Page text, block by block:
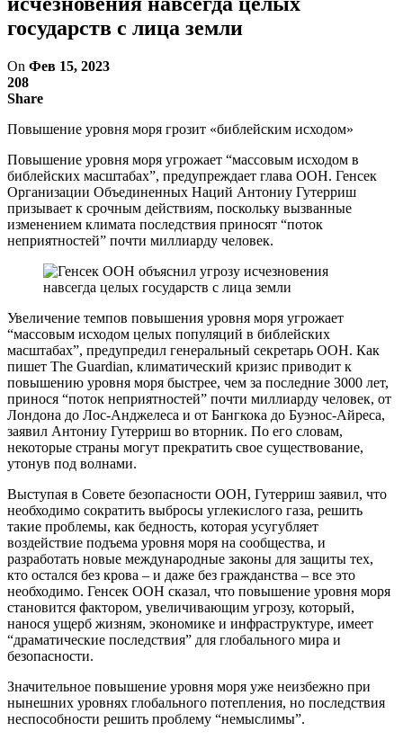
государств с лица земли
On Фев 15, 2023
208
Share
Повышение уровня моря грозит «библейским исходом»
Повышение уровня моря угрожает “массовым исходом в
библейских масштабах”, предупреждает глава ООН. Генсек
Организации Объединенных Наций Антониу Гутерриш
призывает к срочным действиям, поскольку вызванные
изменением климата последствия приносят “поток
неприятностей” почти миллиарду человек.
Увеличение темпов повышения уровня моря угрожает
“массовым исходом целых популяций в библейских
масштабах”, предупредил генеральный секретарь ООН. Как
пишет The Guardian, климатический кризис приводит к
повышению уровня моря быстрее, чем за последние 3000 лет,
принося “поток неприятностей” почти миллиарду человек, от
Лондона до Лос-Анджелеса и от Бангкока до Буэнос-Айреса,
заявил Антониу Гутерриш во вторник. По его словам,
некоторые страны могут прекратить свое существование,
утонув под волнами.
Выступая в Совете безопасности ООН, Гутерриш заявил, что
необходимо сократить выбросы углекислого газа, решить
такие проблемы, как бедность, которая усугубляет
воздействие подъема уровня моря на сообщества, и
разработать новые международные законы для защиты тех,
кто остался без крова – и даже без гражданства – все это
необходимо. Генсек ООН сказал, что повышение уровня моря
становится фактором, увеличивающим угрозу, который,
нанося ущерб жизням, экономике и инфраструктуре, имеет
“драматические последствия” для глобального мира и
безопасности.
Значительное повышение уровня моря уже неизбежно при
нынешних уровнях глобального потепления, но последствия
неспособности решить проблему “немыслимы”.